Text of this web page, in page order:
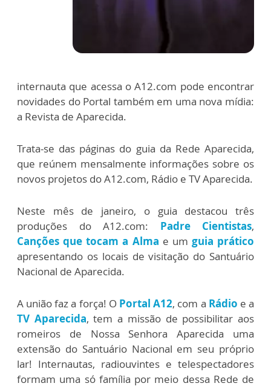
internauta que acessa o A12.com pode encontrar
novidades do Portal também em uma nova mídia:
a Revista de Aparecida.
Trata-se das páginas do guia da Rede Aparecida,
que reúnem mensalmente informações sobre os
novos projetos do A12.com, Rádio e TV Aparecida.
Neste mês de janeiro, o guia destacou três
produções do A12.com: Padre Cientistas,
Canções que tocam a Alma e um guia prático
apresentando os locais de visitação do Santuário
Nacional de Aparecida.
A união faz a força! O Portal A12, com a Rádio e a
TV Aparecida, tem a missão de possibilitar aos
romeiros de Nossa Senhora Aparecida uma
extensão do Santuário Nacional em seu próprio
lar! Internautas, radiouvintes e telespectadores
formam uma só família por meio dessa Rede de